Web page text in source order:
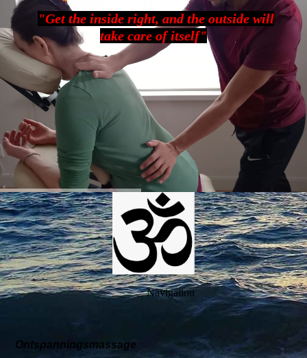
"Get the inside right, and the outside will
take care of itself"
Navigation
Ontspanningsmassage